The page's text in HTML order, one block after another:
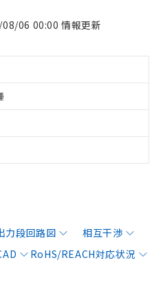
06 00:00 情報更新
力段回路図
相互干渉
RoHS/REACH対応状況